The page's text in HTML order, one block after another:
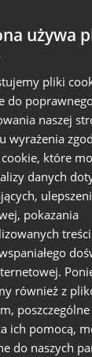
z
w
woreczki na
na
dla
stole.
rozmiarowi
się do
świąteczne
woreczki na
sposób
.
zgodności
produkt
ciekawe
używa
pliki
do
naszej
wyrażenia
które
danych
pokazania
również z
ich pomocą,
do naszych